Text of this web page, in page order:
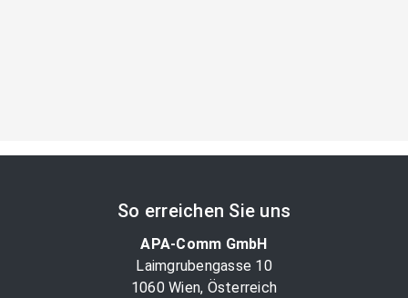
So erreichen Sie uns
APA-Comm GmbH
Laimgrubengasse 10
1060 Wien, Österreich